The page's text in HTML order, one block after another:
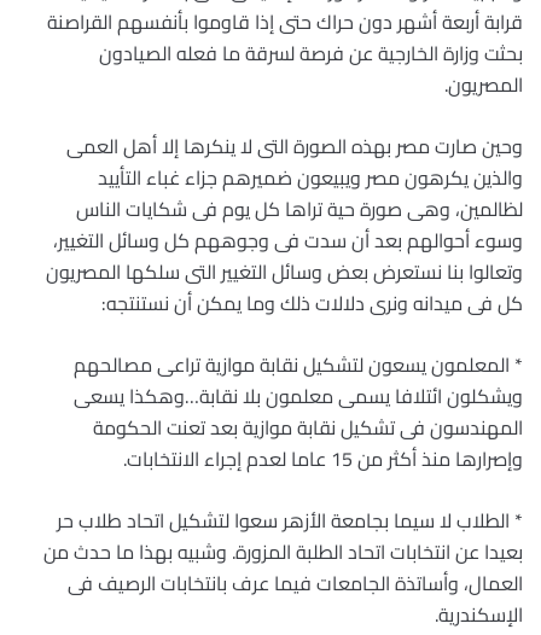
قرابة أربعة أشهر دون حراك حتى إذا قاوموا بأنفسهم القراصنة
بحثت وزارة الخارجية عن فرصة لسرقة ما فعله الصيادون
المصريون.
وحين صارت مصر بهذه الصورة التى لا ينكرها إلا أهل العمى
والذين يكرهون مصر ويبيعون ضميرهم جزاء غباء التأييد
لظالمين، وهى صورة حية تراها كل يوم فى شكايات الناس
وسوء أحوالهم بعد أن سدت فى وجوههم كل وسائل التغيير،
وتعالوا بنا نستعرض بعض وسائل التغيير التى سلكها المصريون
كل فى ميدانه ونرى دلالات ذلك وما يمكن أن نستنتجه:
* المعلمون يسعون لتشكيل نقابة موازية تراعى مصالحهم
ويشكلون ائتلافا يسمى معلمون بلا نقابة…وهكذا يسعى
المهندسون فى تشكيل نقابة موازية بعد تعنت الحكومة
وإصرارها منذ أكثر من 15 عاما لعدم إجراء الانتخابات.
* الطلاب لا سيما بجامعة الأزهر سعوا لتشكيل اتحاد طلاب حر
بعيدا عن انتخابات اتحاد الطلبة المزورة. وشبيه بهذا ما حدث من
العمال، وأساتذة الجامعات فيما عرف بانتخابات الرصيف فى
الإسكندرية.